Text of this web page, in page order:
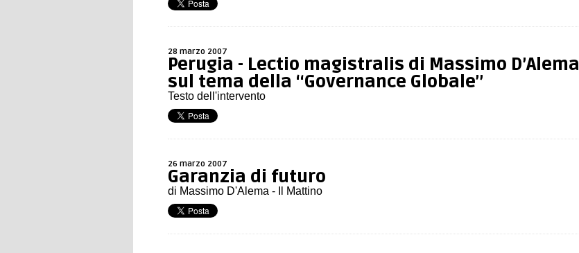
28 marzo 2007
Perugia - Lectio magistralis di Massimo D’Alema
sul tema della “Governance Globale”
Testo dell'intervento
26 marzo 2007
Garanzia di futuro
di Massimo D'Alema - Il Mattino